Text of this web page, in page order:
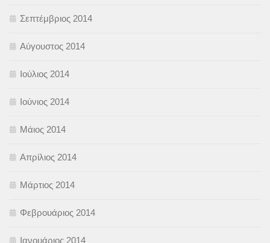
Σεπτέμβριος 2014
Αύγουστος 2014
Ιούλιος 2014
Ιούνιος 2014
Μάιος 2014
Απρίλιος 2014
Μάρτιος 2014
Φεβρουάριος 2014
Ιανουάριος 2014